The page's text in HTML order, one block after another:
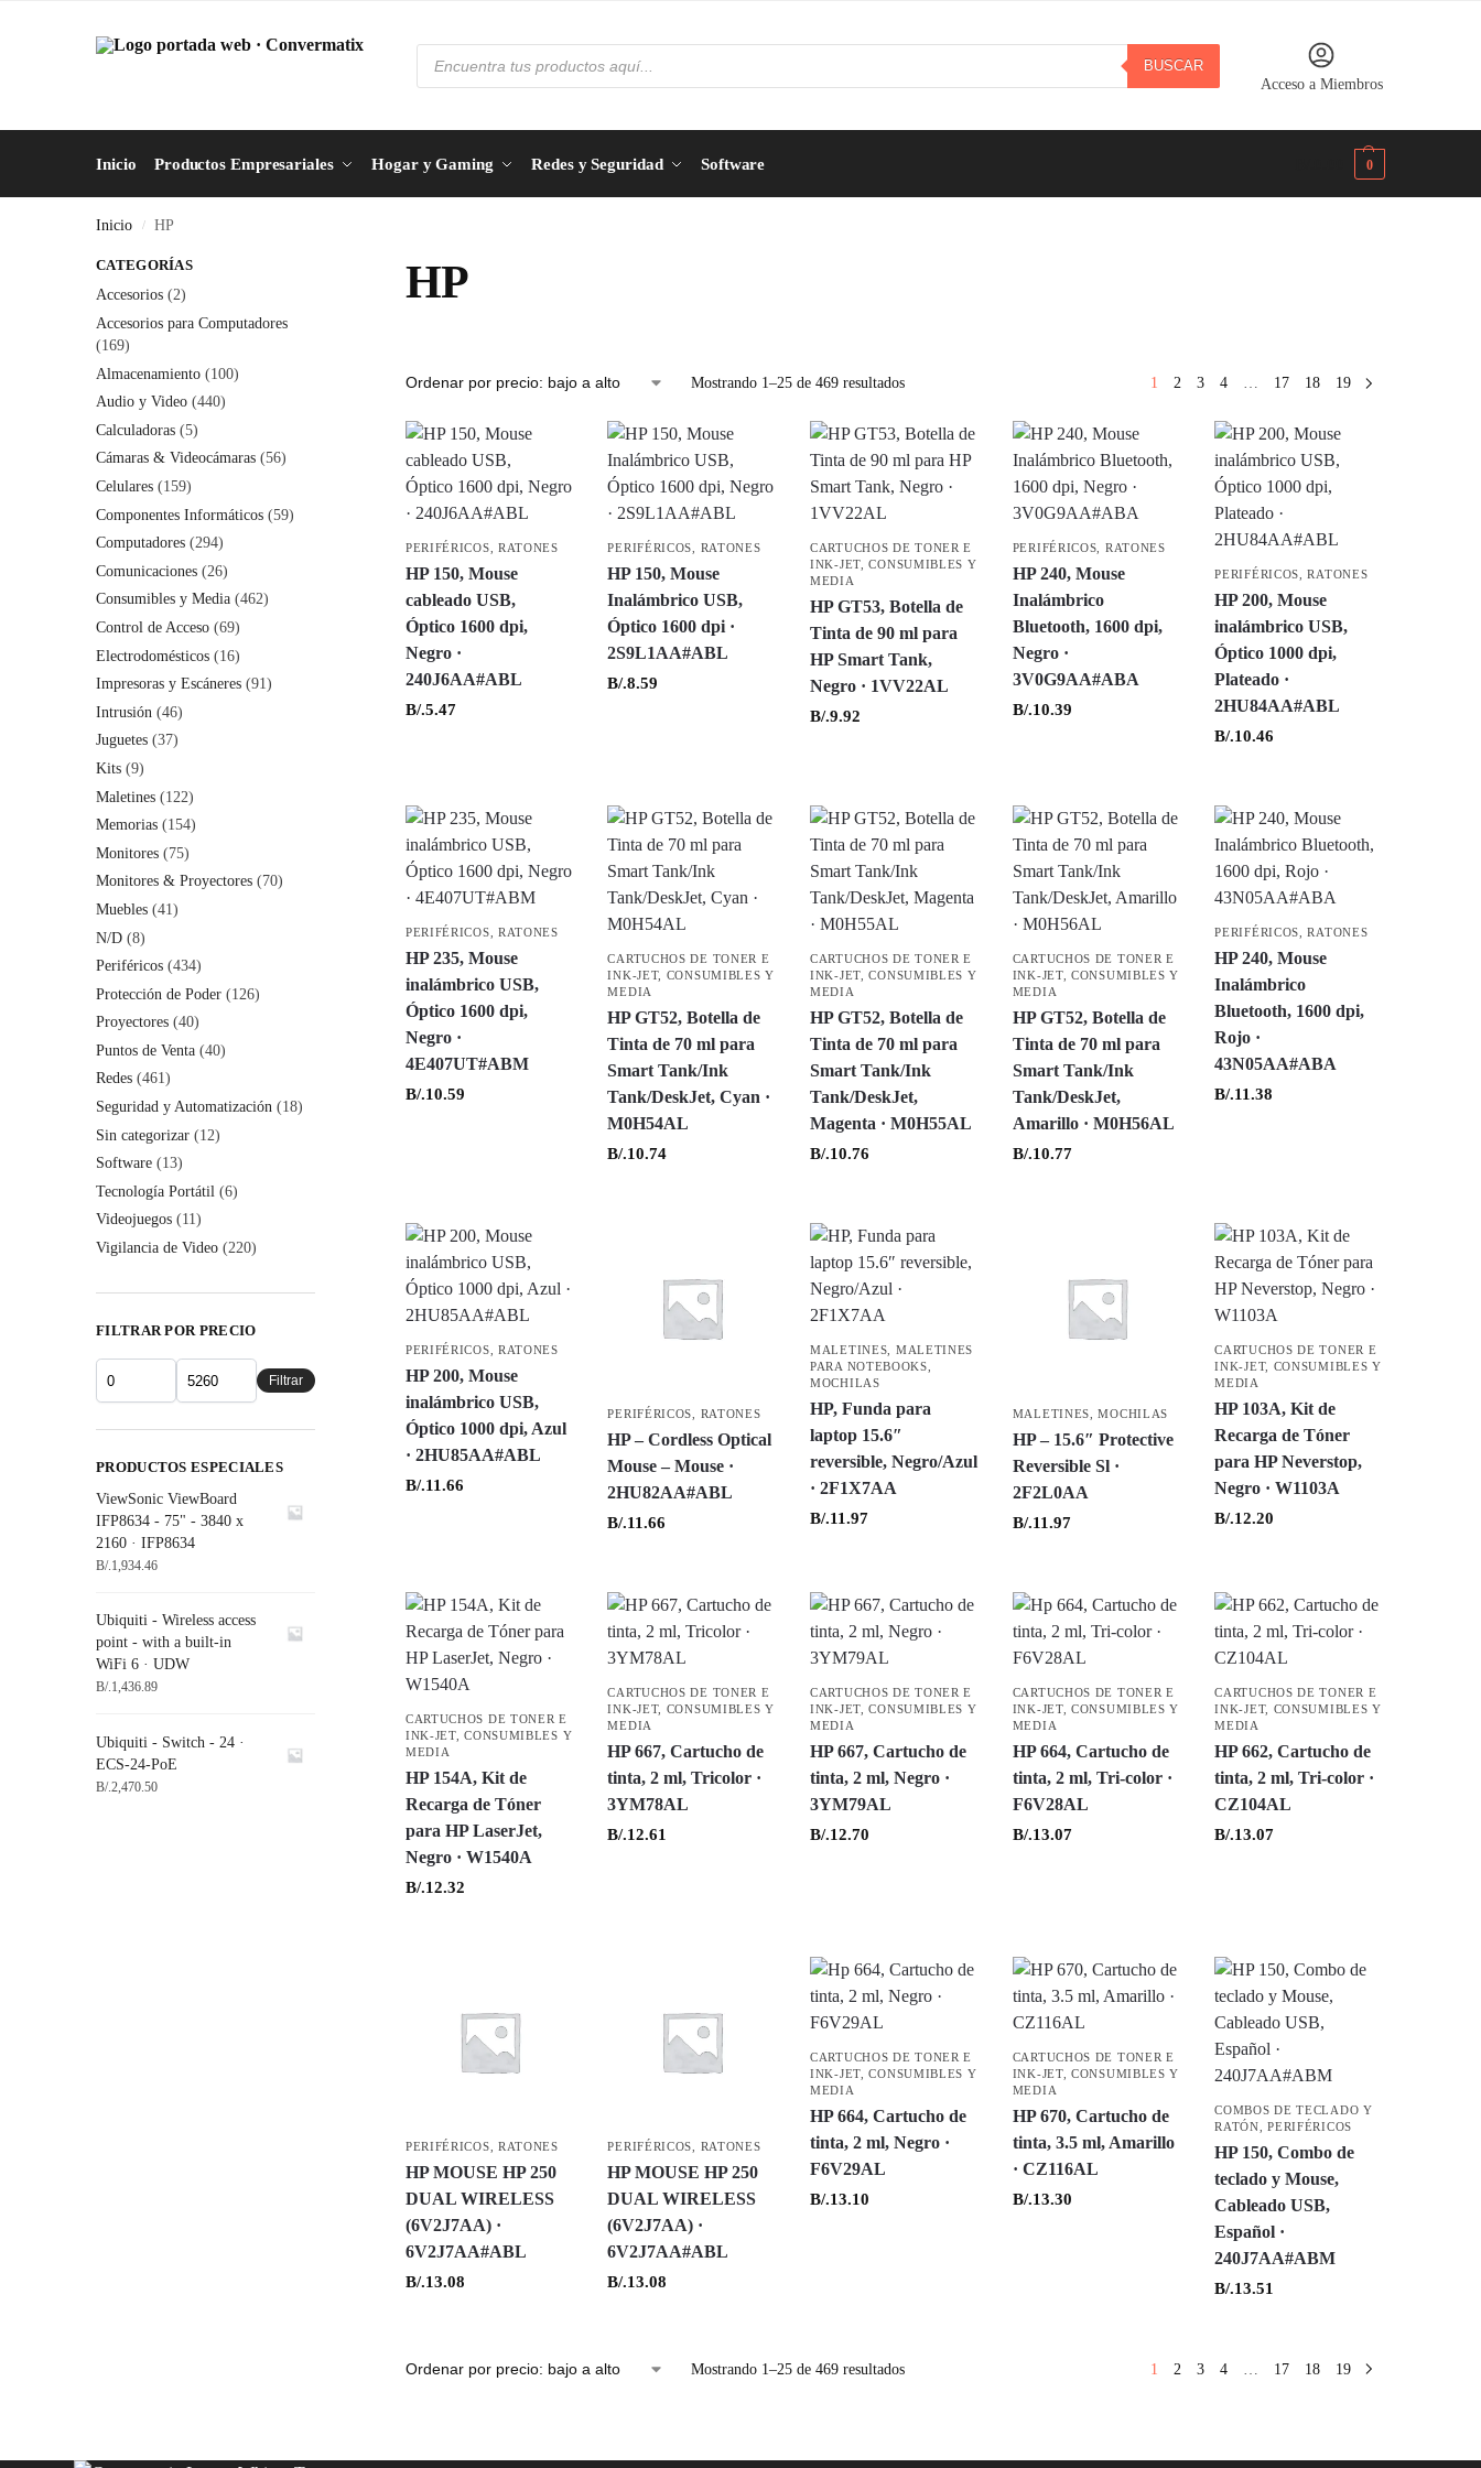
BUSCAR
Acceso a Miembros
Inicio Productos Empresariales Hogar y Gaming Redes y Seguridad Software 0
Inicio / HP
HP
Mostrando 1–25 de 469 resultados 1 2 3 4 … 17 18 19
PERIFÉRICOS RATONES
HP 150, Mouse
cableado USB,
Óptico 1600 dpi,
Negro ·
240J6AA#ABL
B/.5.47
PERIFÉRICOS RATONES
HP 150, Mouse
Inalámbrico USB,
Óptico 1600 dpi ·
2S9L1AA#ABL
B/.8.59
CARTUCHOS DE TONER E
INK-JET ,CONSUMIBLES Y
MEDIA
HP GT53, Botella de
Tinta de 90 ml para
HP Smart Tank,
Negro · 1VV22AL
B/.9.92
PERIFÉRICOS RATONES
HP 240, Mouse
Inalámbrico
Bluetooth, 1600 dpi,
Negro ·
3V0G9AA#ABA
B/.10.39
PERIFÉRICOS ,RATONES
HP 200, Mouse
inalámbrico USB,
Óptico 1000 dpi,
Plateado ·
2HU84AA#ABL
B/.10.46
PERIFÉRICOS RATONES
HP 235, Mouse
inalámbrico USB,
Óptico 1600 dpi,
Negro ·
4E407UT#ABM
B/.10.59
CARTUCHOS DE TONER E
INK-JET, CONSUMIBLES Y
MEDIA
HP GT52, Botella de
Tinta de 70 ml para
Smart Tank/Ink
Tank/DeskJet, Cyan ·
M0H54AL
B/.10.74
CARTUCHOS DE TONER E
INK-JET ,CONSUMIBLES Y
MEDIA
HP GT52, Botella de
Tinta de 70 ml para
Smart Tank/Ink
Tank/DeskJet,
Magenta · M0H55AL
B/.10.76
CARTUCHOS DE TONER E
INK-JET,CONSUMIBLES Y
MEDIA
HP GT52, Botella de
Tinta de 70 ml para
Smart Tank/Ink
Tank/DeskJet,
Amarillo · M0H56AL
B/.10.77
PERIFÉRICOS ,RATONES
HP 240, Mouse
Inalámbrico
Bluetooth, 1600 dpi,
Rojo ·
43N05AA#ABA
B/.11.38
PERIFÉRICOS RATONES
HP 200, Mouse
inalámbrico USB,
Óptico 1000 dpi, Azul
· 2HU85AA#ABL
B/.11.66
PERIFÉRICOS RATONES
HP – Cordless Optical
Mouse – Mouse ·
2HU82AA#ABL
B/.11.66
MALETINES
MALETINES
PARA NOTEBOOKS
MOCHILAS
HP, Funda para
laptop 15.6″
reversible, Negro/Azul
· 2F1X7AA
B/.11.97
MALETINES ,MOCHILAS
HP – 15.6″ Protective
Reversible Sl ·
2F2L0AA
B/.11.97
CARTUCHOS DE TONER E
INK-JET, CONSUMIBLES Y
MEDIA
HP 103A, Kit de
Recarga de Tóner
para HP Neverstop,
Negro · W1103A
B/.12.20
CARTUCHOS DE TONER E
INK-JET,CONSUMIBLES Y
MEDIA
HP 154A, Kit de
Recarga de Tóner
para HP LaserJet,
Negro · W1540A
B/.12.32
CARTUCHOS DE TONER E
INK-JET, CONSUMIBLES Y
MEDIA
HP 667, Cartucho de
tinta, 2 ml, Tricolor ·
3YM78AL
B/.12.61
CARTUCHOS DE TONER E
INK-JET ,CONSUMIBLES Y
MEDIA
HP 667, Cartucho de
tinta, 2 ml, Negro ·
3YM79AL
B/.12.70
CARTUCHOS DE TONER E
INK-JET,CONSUMIBLES Y
MEDIA
HP 664, Cartucho de
tinta, 2 ml, Tri-color ·
F6V28AL
B/.13.07
CARTUCHOS DE TONER E
INK-JET, CONSUMIBLES Y
MEDIA
HP 662, Cartucho de
tinta, 2 ml, Tri-color ·
CZ104AL
B/.13.07
PERIFÉRICOS RATONES
HP MOUSE HP 250
DUAL WIRELESS
(6V2J7AA) ·
6V2J7AA#ABL
B/.13.08
PERIFÉRICOS RATONES
HP MOUSE HP 250
DUAL WIRELESS
(6V2J7AA) ·
6V2J7AA#ABL
B/.13.08
CARTUCHOS DE TONER E
INK-JET ,CONSUMIBLES Y
MEDIA
HP 664, Cartucho de
tinta, 2 ml, Negro ·
F6V29AL
B/.13.10
CARTUCHOS DE TONER E
INK-JET,CONSUMIBLES Y
MEDIA
HP 670, Cartucho de
tinta, 3.5 ml, Amarillo
· CZ116AL
B/.13.30
COMBOS DE TECLADO Y
RATÓN ,PERIFÉRICOS
HP 150, Combo de
teclado y Mouse,
Cableado USB,
Español ·
240J7AA#ABM
B/.13.51
Mostrando 1–25 de 469 resultados 1 2 3 4 17 18 19
CATEGORÍAS
Accesorios (2)
Accesorios para Computadores
(169)
Almacenamiento (100)
Audio y Video (440)
Calculadoras (5)
Cámaras & Videocámaras (56)
Celulares (159)
Componentes Informáticos (59)
Computadores (294)
Comunicaciones (26)
Consumibles y Media (462)
Control de Acceso (69)
Electrodomésticos (16)
Impresoras y Escáneres (91)
Intrusión (46)
Juguetes (37)
Kits (9)
Maletines (122)
Memorias (154)
Monitores (75)
Monitores & Proyectores (70)
Muebles (41)
N/D (8)
Periféricos (434)
Protección de Poder (126)
Proyectores (40)
Puntos de Venta (40)
Redes (461)
Seguridad y Automatización (18)
Sin categorizar (12)
Software (13)
Tecnología Portátil (6)
Videojuegos (11)
Vigilancia de Video (220)
FILTRAR POR PRECIO
Filtrar
PRODUCTOS ESPECIALES
ViewSonic ViewBoard
IFP8634 - 75" - 3840 x
2160 · IFP8634
B/.1,934.46
Ubiquiti - Wireless access
point - with a built-in
WiFi 6 · UDW
B/.1,436.89
Ubiquiti - Switch - 24 ·
ECS-24-PoE
B/.2,470.50